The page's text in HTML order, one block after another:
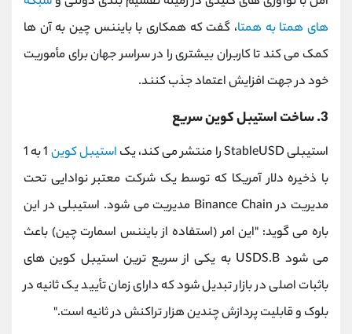
های همتا به همتا، گفت که همکاری با بایننس چین به آن ها
کمک می کند تا کاربران بیشتری را در سراسر جهان برای مأموریت
خود در جهت افزایش اعتماد جذب کنند.
3. ساخت استیبل کوین سریع
استیبلی StableUSD را منتشر می کند، یک استیبل کوین
1 به 1
با ذخیره دلار آمریکا که توسط یک شرکت معتبر نوادایی تحت
مدیریت در Binance Chain مدیریت می شود. استیبلی در این
باره می گوید: "این امر (استفاده از بایننس اسمارت چین) باعث
می شود USDS.B به یکی از سریع ترین استیبل کوین های
باثبات اصلی در بازار تبدیل شود که دارای زمان تأیید یک ثانیه در
بلوک و قابلیت پردازش چندین هزار تراکنش در ثانیه است."